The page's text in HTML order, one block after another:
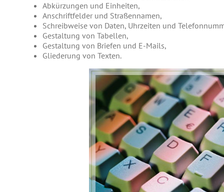
Abkürzungen und Einheiten,
Anschriftfelder und Straßennamen,
Schreibweise von Daten, Uhrzeiten und
Gestaltung von Tabellen,
Gestaltung von Briefen und E-Mails,
Gliederung von Texten.